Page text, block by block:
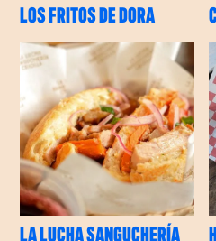
LOS FRITOS DE DORA
LA LUCHA SANGUCHERÍA